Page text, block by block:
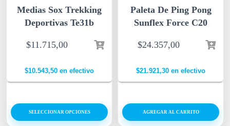
Medias Sox Trekking
Deportivas Te31b
$11.715,00
$10.543,50 en efectivo
SELECCIONAR OPCIONES
Paleta De Ping Pong
Sunflex Force C20
$24.357,00
$21.921,30 en efectivo
AGREGAR AL CARRITO